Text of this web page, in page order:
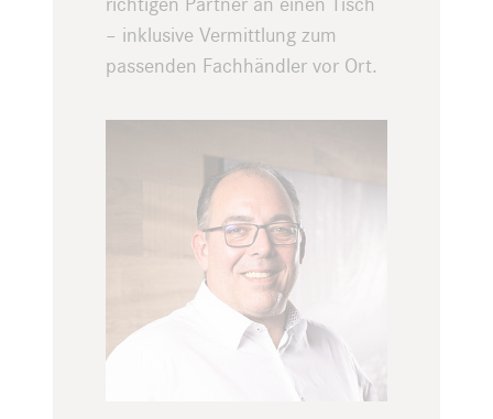
– inklusive Vermittlung zum
passenden Fachhändler vor Ort.